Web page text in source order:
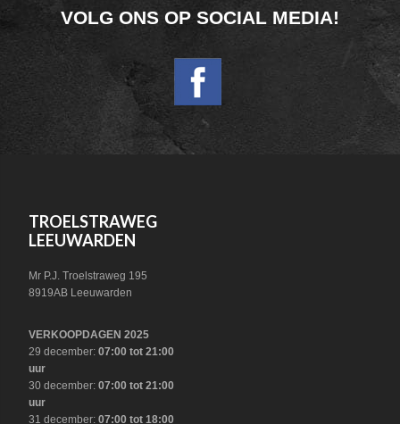
FOOTER
WIDGET
HEADER
SOCIAL
VOLG ONS OP SOCIAL MEDIA!
TROELSTRAWEG
LEEUWARDEN
Mr P.J. Troelstraweg 195
8919AB Leeuwarden
VERKOOPDAGEN 2025
29 december:07:00 tot 21:00
uur
30 december:07:00 tot 21:00
uur
31 december:07:00 tot 18:00